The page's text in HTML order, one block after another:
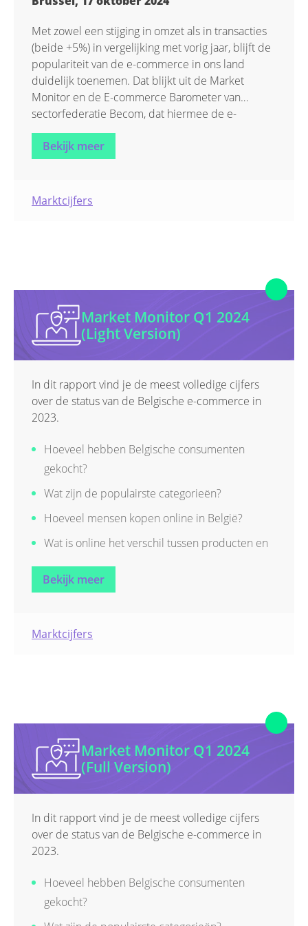
Talking Points
Uncategorized
Met zowel een stijging in omzet als in transacties
(beide +5%) in vergelijking met vorig jaar, blijft de
populariteit van de e-commerce in ons land
duidelijk toenemen. Dat blijkt uit de Market
Monitor en de E-commerce Barometer van
sectorfederatie Becom, dat hiermee de e-
commerce markt in de eerste helft van dit jaar in
kaart brengt. Ook opvallend: nooit kochten zoveel
mensen iets online als in de eerste zes maanden
consument”, klinkt het bij Becom.
Bekijk meer
Marktcijfers
Market Monitor Q1 2024
(Light Version)
In dit rapport vind je de meest volledige cijfers
over de status van de Belgische e-commerce in
2023.
Hoeveel hebben Belgische consumenten
gekocht?
Wat zijn de populairste categorieën?
Hoeveel mensen kopen online in België?
Wat is online het verschil tussen producten en
Wat zijn de meest gekocht product- en
Wat is het online aandeel van verschillende
Bekijk meer
Marktcijfers
Market Monitor Q1 2024
(Full Version)
In dit rapport vind je de meest volledige cijfers
over de status van de Belgische e-commerce in
2023.
Hoeveel hebben Belgische consumenten
gekocht?